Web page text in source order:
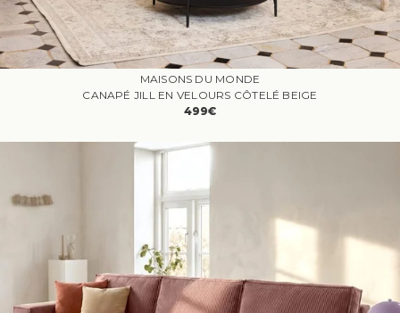
MAISONS DU MONDE
CANAPÉ JILL EN VELOURS CÔTELÉ BEIGE
499€